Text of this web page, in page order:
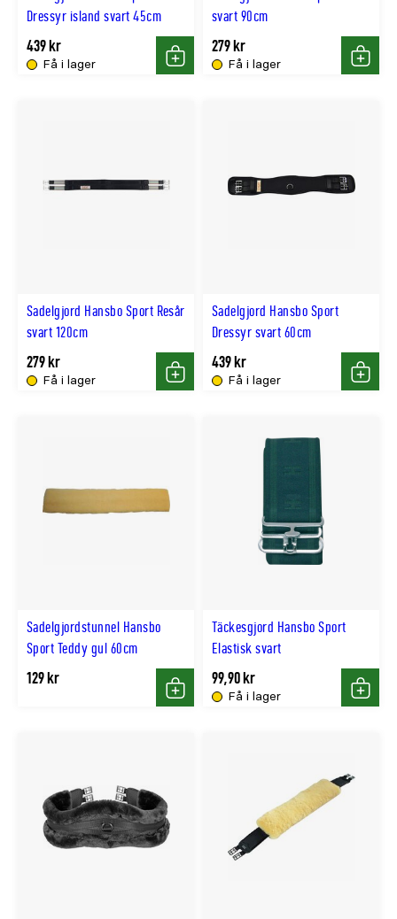
Dressyr island svart 45cm
Få i lager
439 kr
Köp
svart 90cm
Få i lager
279 kr
Köp
Sadelgjord Hansbo Sport Resår
svart 120cm
Få i lager
279 kr
Köp
Sadelgjord Hansbo Sport
Dressyr svart 60cm
Få i lager
439 kr
Köp
Sadelgjordstunnel Hansbo
Sport Teddy gul 60cm
129 kr
Köp
Täckesgjord Hansbo Sport
Elastisk svart
Få i lager
99,90 kr
Köp